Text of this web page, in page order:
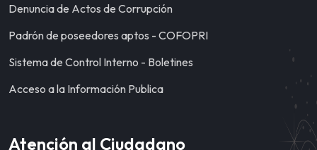
Denuncia de Actos de Corrupción
Padrón de poseedores aptos - COFOPRI
Sistema de Control Interno - Boletines
Acceso a la Información Publica
Atención al Ciudadano